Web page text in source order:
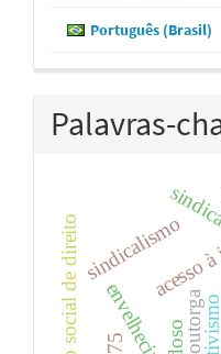
Português (Brasil)
Palavras-
acesso
sindicalismo
estado social de direito idoso